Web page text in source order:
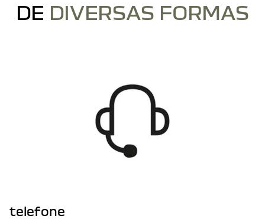
DE DIVERSAS FORMAS
telefone